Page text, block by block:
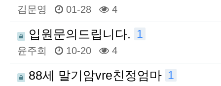
김문영 01-28 4
입원문의드립니다. 1
윤주희 10-20 4
88세 말기암vre친정엄마 1